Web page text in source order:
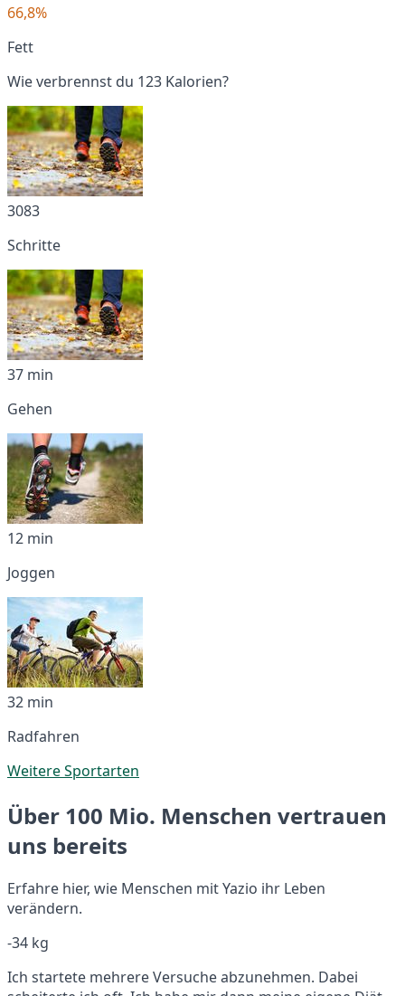
66,8%
Fett
Wie verbrennst du 123 Kalorien?
3083
Schritte
37 min
Gehen
12 min
Joggen
32 min
Radfahren
Weitere Sportarten
Über 100 Mio. Menschen vertrauen
uns bereits
Erfahre hier, wie Menschen mit Yazio ihr Leben
verändern.
-34 kg
Ich startete mehrere Versuche abzunehmen. Dabei